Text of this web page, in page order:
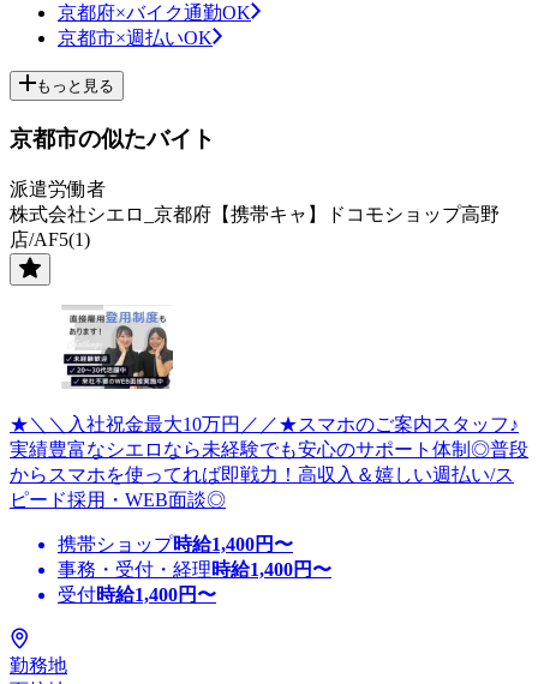
京都府×バイク通勤OK
京都市×週払いOK
もっと見る
京都市の似たバイト
派遣労働者
株式会社シエロ_京都府【携帯キャ】ドコモショップ高野
店/AF5(1)
★＼＼入社祝金最大10万円／／★スマホのご案内スタッフ♪
実績豊富なシエロなら未経験でも安心のサポート体制◎普段
からスマホを使ってれば即戦力！高収入＆嬉しい週払い/ス
ピード採用・WEB面談◎
携帯ショップ時給1,400円〜
事務・受付・経理時給1,400円〜
受付時給1,400円〜
勤務地